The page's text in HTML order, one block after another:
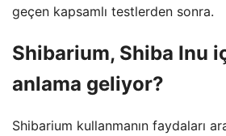
geçen kapsamlı testlerden sonra.
Shibarium, Shiba Inu
anlama geliyor?
Shibarium kullanmanın faydaları